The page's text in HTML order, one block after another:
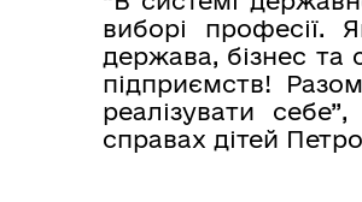
виборі професії.
держава, бізнес та
підприємств!
реалізувати
справах дітей